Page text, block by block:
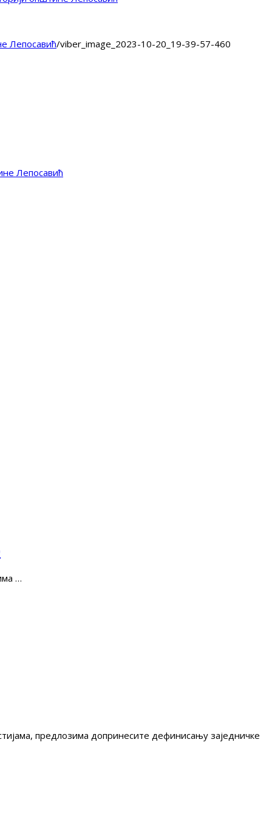
Лепосавић/viber_image_2023-10-20_19-39-57-460
Лепосавић
…
предлозима допринесите дефинисању заједничке